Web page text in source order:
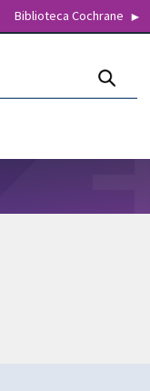
Biblioteca Cochrane